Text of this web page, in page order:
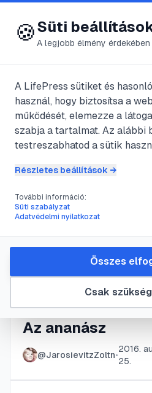
😍 LifePress
Főoldal Szerzők / @
@
bejegyzései
#boldogság kék madara
A boldogságról
JarosievitzZoltn•
2011.
#ananász#déli gyümölcs#zsír-
Az ananász
@JarosievitzZoltn•
2016.
25.
🍪Süti
A legjobb élmény
A LifePress sütiket és
használ, hogy biztosítsa a
működését, elemezze a
szabja a tartalmat. Az alábbi
testreszabhatod a sütik
Részletes beállítások →
További információ:
Süti szabályzat
Adatvédelmi nyilatkozat
Csak
Összes